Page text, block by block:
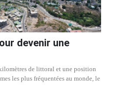
devenir une
de littoral et une position
les plus fréquentées au monde, le